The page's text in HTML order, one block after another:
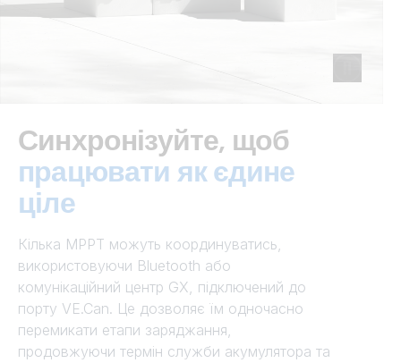
Синхронізуйте, щоб
працювати як єдине
ціле
Кілька MPPT можуть координуватись,
використовуючи Bluetooth або
комунікаційний центр GX, підключений до
порту VE.Can. Це дозволяє їм одночасно
перемикати етапи заряджання,
продовжуючи термін служби акумулятора та